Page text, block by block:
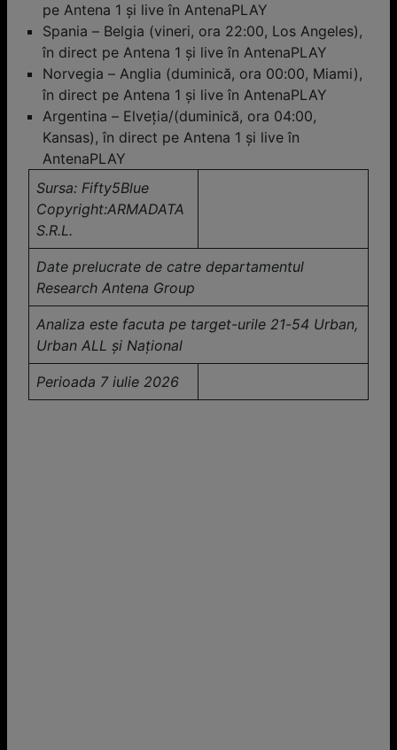
pe Antena 1 şi live în AntenaPLAY
Spania – Belgia (vineri, ora 22:00, Los Angeles),
în direct pe Antena 1 şi live în AntenaPLAY
Norvegia – Anglia (duminică, ora 00:00, Miami),
în direct pe Antena 1 şi live în AntenaPLAY
Argentina – Elveţia/(duminică, ora 04:00,
Kansas), în direct pe Antena 1 şi live în
AntenaPLAY
Sursa: Fifty5Blue
Copyright:ARMADATA
S.R.L.
Date prelucrate de catre departamentul
Research Antena Group
Analiza este facuta pe target-urile 21-54 Urban,
Urban ALL și Național
Perioada 7 iulie 2026